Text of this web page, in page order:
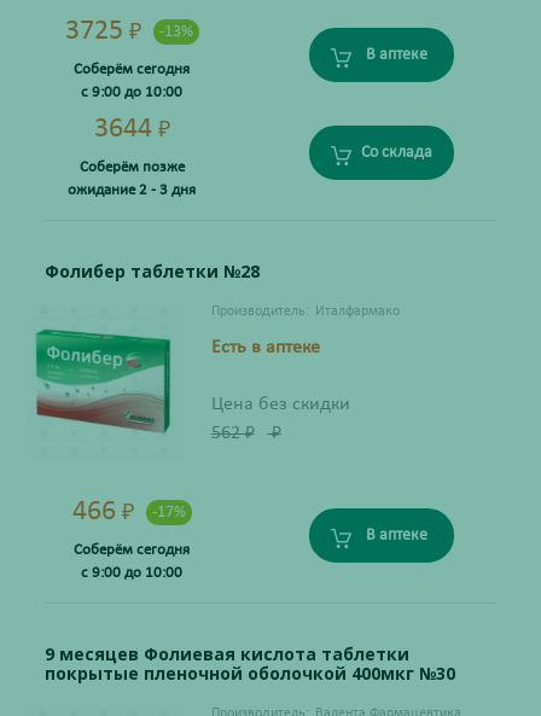
3725 ₽ -13%
Соберём сегодня
с 9:00 до 10:00
В аптеке
3644 ₽
Соберём позже
ожидание 2 - 3 дня
Со склада
Фолибер таблетки №28
Производитель: Италфармако
Есть в аптеке
Цена без скидки
562₽ ₽
466 ₽ -17%
Соберём сегодня
с 9:00 до 10:00
В аптеке
9 месяцев Фолиевая кислота таблетки
покрытые пленочной оболочкой 400мкг №30